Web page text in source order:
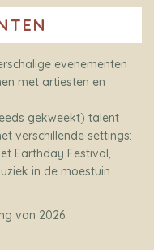
evenementen
met artiesten en
gekweekt) talent
verschillende settings:
Earthday Festival,
in de moestuin
van 2026.